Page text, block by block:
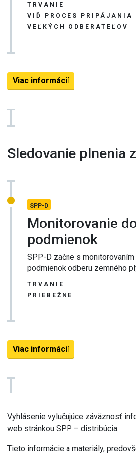
TRVANIE
VIĎ PROCES PRIPÁJANIA
VEĽKÝCH ODBERATEĽOV
Viac informácií
Sledovanie plnenia
SPP-D
Monitorovanie
podmienok
SPP-D začne s monitorovaním
podmienok odberu zemného
TRVANIE
PRIEBEŽNE
Viac informácií
Vyhlásenie vylučujúce záväznosť
web stránkou SPP – distribúcia
Tieto informácie a materiály,